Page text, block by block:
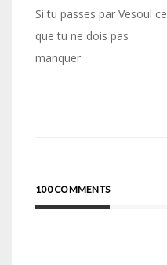
Navigation
de
l’article
Si tu passes par Vesoul ce
que tu ne dois pas
manquer
100 COMMENTS